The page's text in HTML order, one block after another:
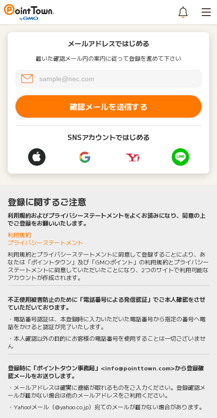
メールアドレスではじめる
届いた確認メール内の案内に従って登録を進めて下さい
確認メールを送信する
SNSアカウントではじめる
登録に関するご注意
利用規約およびプライバシーステートメントをよくお読みになり、同意の上
でご登録をお願いいたします。
利用規約
プライバシーステートメント
利用規約とプライバシーステートメントに同意して登録することにより、あ
なたは「ポイントタウン」及び「GMOポイント」の利用規約とプライバシー
ステートメントに同意していただいたことになり、2つのサイトで利用可能な
アカウントが作成されます。
不正使用被害防止のために「電話番号による発信認証」でご本人確認をさせ
ていただいております。
・電話番号認証は、本登録時に入力いただいた電話番号から指定の番号へ電
話をかけると認証が完了いたします。
・本人確認以外の目的にお客様の電話番号を使用することは一切ございませ
ん
登録時に「ポイントタウン事務局」<info@pointtown.com>から登録確
認メールをお送りします。
・メールアドレスは確実に連絡が取れるものをご入力ください。登録確認メ
ールが届かない場合は他のメールアドレスをご利用ください。
・Yahoo!メール（@yahoo.co.jp）宛てのメールが届かない場合があります。